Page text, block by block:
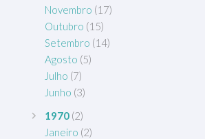
Novembro (17)
Outubro (15)
Setembro (14)
Agosto (5)
Julho (7)
Junho (3)
1970 (2)
Janeiro (2)